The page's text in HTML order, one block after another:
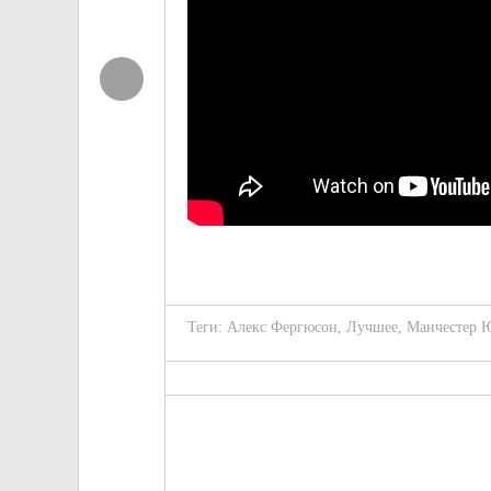
Теги: Алекс Фергюсон, Лучшее, Манчестер